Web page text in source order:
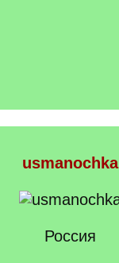
usmanochka
Россия